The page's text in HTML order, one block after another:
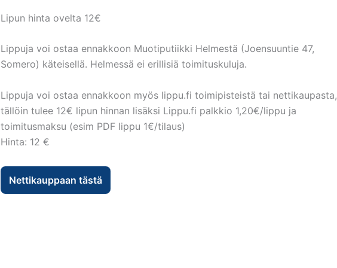
Lipun hinta ovelta 12€
Lippuja voi ostaa ennakkoon Muotiputiikki Helmestä (Joensuuntie 47,
Somero) käteisellä. Helmessä ei erillisiä toimituskuluja.
Lippuja voi ostaa ennakkoon myös lippu.fi toimipisteistä tai nettikaupasta,
tällöin tulee 12€ lipun hinnan lisäksi Lippu.fi palkkio 1,20€/lippu ja
toimitusmaksu (esim PDF lippu 1€/tilaus)
Hinta: 12 €
Nettikauppaan tästä